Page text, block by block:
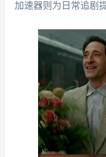
加速器则为日常追剧